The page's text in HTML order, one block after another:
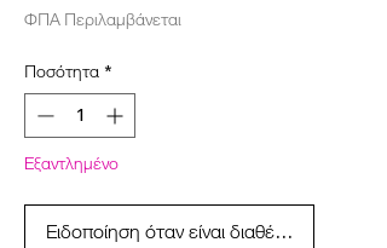
ΦΠΑ Περιλαμβάνεται
Ποσότητα *
Εξαντλημένο
Ειδοποίηση όταν είναι διαθέσιμο